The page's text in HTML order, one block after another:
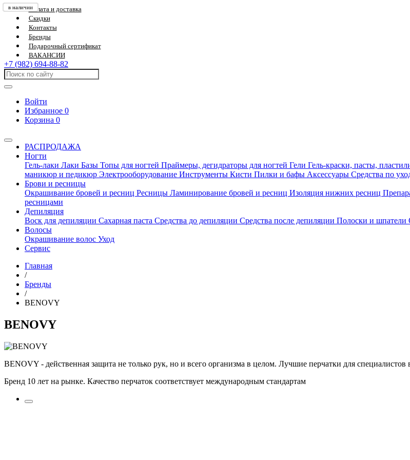
Оплата и доставка
Скидки
Контакты
Бренды
Подарочный сертификат
ВАКАНСИИ
+7 (982) 694-88-82
Войти
Избранное 0
Корзина 0
РАСПРОДАЖА
Ногти
Гель-лаки Лаки Базы Топы для ногтей Праймеры, дегидраторы для ногтей Гели Гель-краски, пасты,
маникюр и педикюр Электрооборудование Инструменты Кисти Пилки и бафы Аксессуары Средства по
Брови и ресницы
Окрашивание бровей и ресниц Ресницы Ламинирование бровей и ресниц Изоляция нижних ресниц
ресницами
Депиляция
Воск для депиляции Сахарная паста Средства до депиляции Средства после депиляции Полоски и шпатели
Волосы
Окрашивание волос Уход
Сервис
Главная
/
Бренды
/
BENOVY
BENOVY
BENOVY - действенная защита не только рук, но и всего организма в целом. Лучшие перчатки для специалистов
Бренд 10 лет на рынке. Качество перчаток соответствует международным стандартам
в наличии
в наличии
в наличии
в наличии
в наличии
в наличии
в наличии
в наличии
в наличии
в наличии
в наличии
в наличии